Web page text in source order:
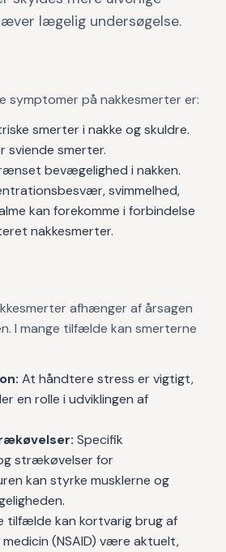
lægelig undersøgelse.
symptomer på nakkesmerter er:
smerter i nakke og skuldre.
sviende smerter.
bevægelighed i nakken.
svimmelhed,
kan forekomme i forbindelse
nakkesmerter.
afhænger af årsagen
I mange tilfælde kan smerterne
At håndtere stress er vigtigt,
en rolle i udviklingen af
Specifik
strækøvelser for
kan styrke musklerne og
tilfælde kan kortvarig brug af
(NSAID) være aktuelt,